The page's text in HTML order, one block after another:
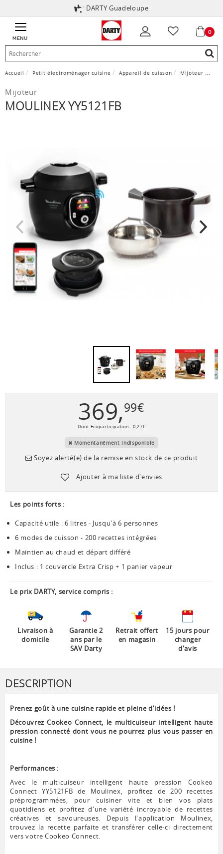
DARTY Guadeloupe
MENU
0
Accueil Petit électroménager cuisine Appareil de cuisson Mijoteur
Mijoteur
MOULINEX YY5121FB
369,99€
Dont Ecoparticipation :0,27€
Momentanément indisponible
Soyez alerté(e) de la remise en stock de ce produit
Ajouter à ma liste d'envies
Les points forts :
Capacité utile : 6 litres - Jusqu'à 6 personnes
6 modes de cuisson - 200 recettes intégrées
Maintien au chaud et départ différé
Inclus : 1 couvercle Extra Crisp + 1 panier vapeur
Le prix DARTY, service compris :
Livraison à
domicile
Garantie 2
ans par le
SAV Darty
Retrait offert
en magasin
15 jours pour
changer
d'avis
DESCRIPTION
Prenez goût à une cuisine rapide et pleine d'idées !
Découvrez Cookeo Connect, le multicuiseur intelligent haute
pression connecté dont vous ne pourrez plus vous passer en
cuisine !
Performances :
Avec le multicuiseur intelligent haute pression Cookeo
Connect YY5121FB de Moulinex, profitez de 200 recettes
préprogrammées, pour cuisiner vite et bien vos plats
quotidiens et profitez d'une variété incroyable de recettes
créatives et savoureuses. Depuis l'application Moulinex,
trouvez la recette parfaite et transférer celle-ci directement
vers votre Cookeo Connect.